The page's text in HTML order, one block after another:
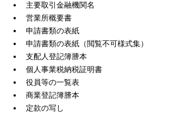
主要取引金融機関名
営業所概要書
申請書類の表紙
申請書類の表紙（閲覧不可様式集）
支配人登記簿謄本
個人事業税納税証明書
役員等の一覧表
商業登記簿謄本
定款の写し